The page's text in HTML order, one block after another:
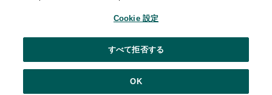
Copyright © Kao Corporation. All rights reserved.
Cookie 設定
すべて拒否する
OK